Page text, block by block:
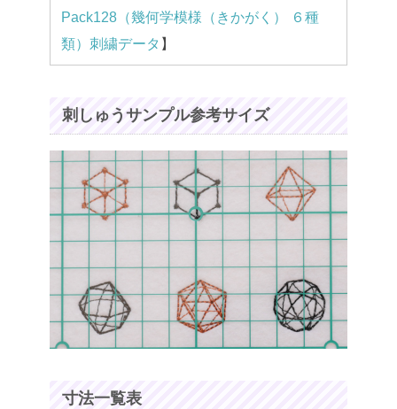
Pack128（幾何学模様（きかがく） ６種
類）刺繍データ 】
刺しゅうサンプル参考サイズ
寸法一覧表